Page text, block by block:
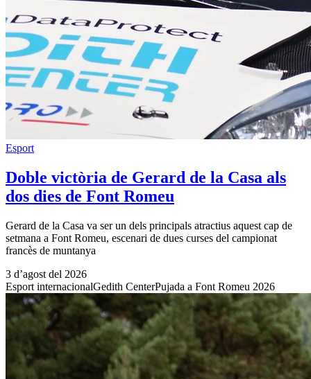
Esport
Doble victòria de Gerard de la Casa als
dos dies de Font Romeu
Gerard de la Casa va ser un dels principals atractius aquest cap de
setmana a Font Romeu, escenari de dues curses del campionat
francès de muntanya
3 d’agost del 2026
Esport internacionalGedith CenterPujada a Font Romeu 2026